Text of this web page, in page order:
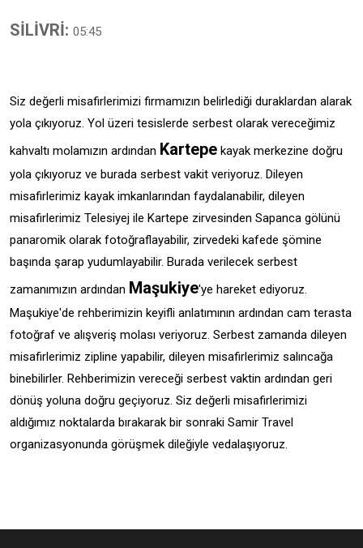
SİLİVRİ: 05:45
Siz değerli misafirlerimizi firmamızın belirlediği duraklardan alarak
yola çıkıyoruz. Yol üzeri tesislerde serbest olarak vereceğimiz
kahvaltı molamızın ardından Kartepe kayak merkezine doğru
yola çıkıyoruz ve burada serbest vakit veriyoruz. Dileyen
misafirlerimiz kayak imkanlarından faydalanabilir, dileyen
misafirlerimiz Telesiyej ile Kartepe zirvesinden Sapanca gölünü
panaromik olarak fotoğraflayabilir, zirvedeki kafede şömine
başında şarap yudumlayabilir. Burada verilecek serbest
zamanımızın ardından Maşukiye'ye hareket ediyoruz.
Maşukiye'de rehberimizin keyifli anlatımının ardından cam terasta
fotoğraf ve alışveriş molası veriyoruz. Serbest zamanda dileyen
misafirlerimiz zipline yapabilir, dileyen misafirlerimiz salıncağa
binebilirler. Rehberimizin vereceği serbest vaktin ardından geri
dönüş yoluna doğru geçiyoruz. Siz değerli misafirlerimizi
aldığımız noktalarda bırakarak bir sonraki Samir Travel
organizasyonunda görüşmek dileğiyle vedalaşıyoruz.